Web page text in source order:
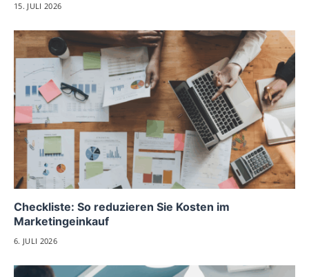
15. JULI 2026
Checkliste: So reduzieren Sie Kosten im
Marketingeinkauf
6. JULI 2026